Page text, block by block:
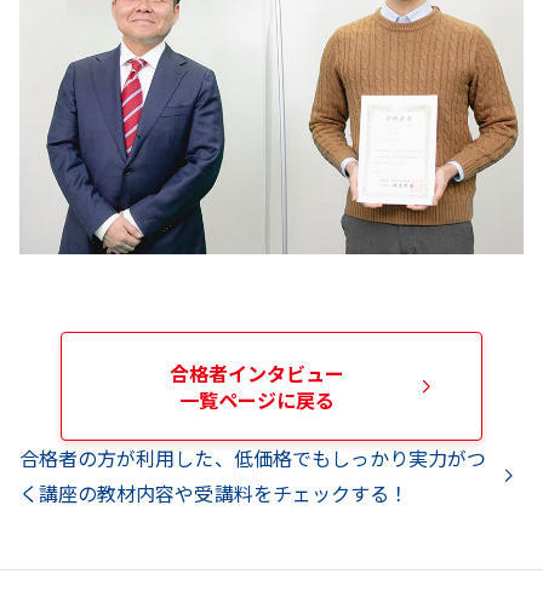
合格者インタビュー
一覧ページに戻る
合格者の方が利用した、低価格でもしっかり実力がつ
く講座の教材内容や受講料をチェックする！